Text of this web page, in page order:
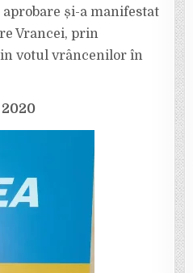
și-a manifestat
Vrancei, prin
votul vrâncenilor în